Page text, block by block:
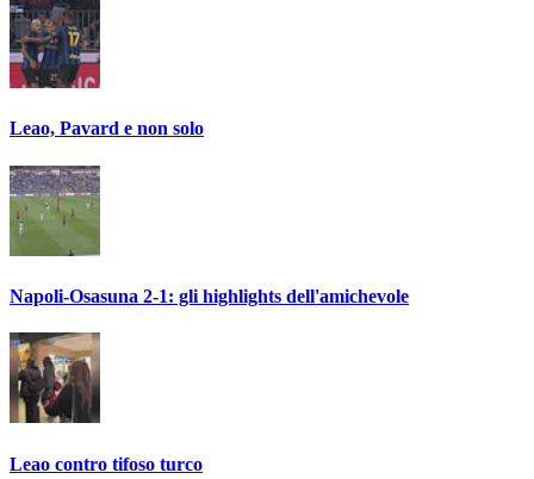
Leao, Pavard e non solo
Napoli-Osasuna 2-1: gli highlights dell'amichevole
Leao contro tifoso turco